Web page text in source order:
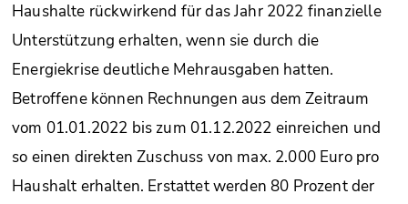
Haushalte rückwirkend für das Jahr 2022 finanzielle
Unterstützung erhalten, wenn sie durch die
Energiekrise deutliche Mehrausgaben hatten.
Betroffene können Rechnungen aus dem Zeitraum
vom 01.01.2022 bis zum 01.12.2022 einreichen und
so einen direkten Zuschuss von max. 2.000 Euro pro
Haushalt erhalten. Erstattet werden 80 Prozent der